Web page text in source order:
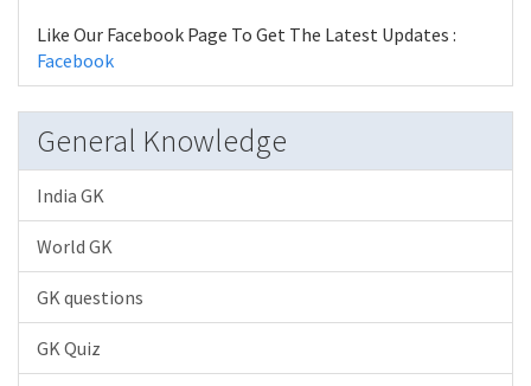
Like Our Facebook Page To Get The Latest Updates :
Facebook
General Knowledge
India GK
World GK
GK questions
GK Quiz